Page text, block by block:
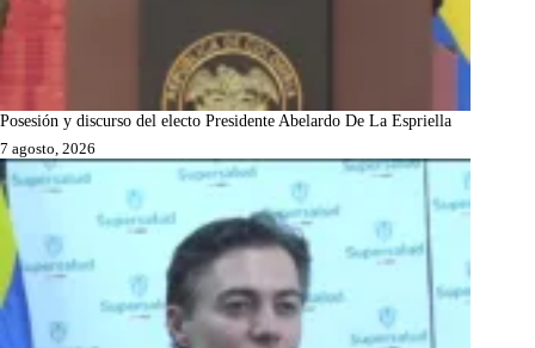
Posesión y discurso del electo Presidente Abelardo De La Espriella
7 agosto, 2026